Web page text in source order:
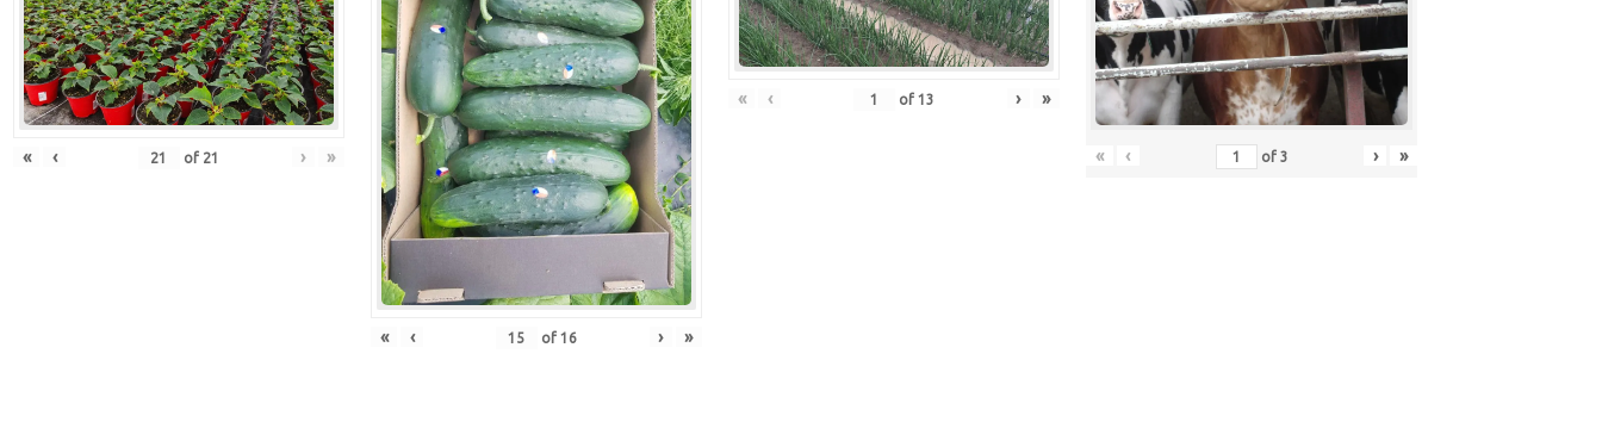
« ‹ of 21 › »
« ‹ of 16 › »
« ‹ of 13 › »
« ‹ of 3 › »